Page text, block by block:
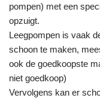
pompen) met een
opzuigt.
Leegpompen is vaak
schoon te maken,
ook de goedkoopste
niet goedkoop)
Vervolgens kan er